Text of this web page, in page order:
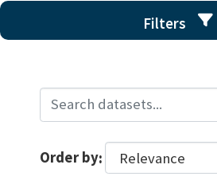
Filters
Order by